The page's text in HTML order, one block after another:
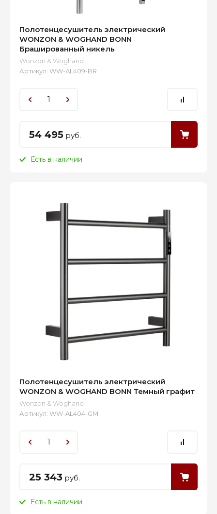
Полотенцесушитель электрический
WONZON & WOGHAND BONN
Брашированный никель
Wonzon & Woghand
Артикул: WW-AL409-BR
54 495 руб.
Есть в наличии
Полотенцесушитель электрический
WONZON & WOGHAND BONN Темный графит
Wonzon & Woghand
Артикул: WW-AL404-GM
25 343 руб.
Есть в наличии